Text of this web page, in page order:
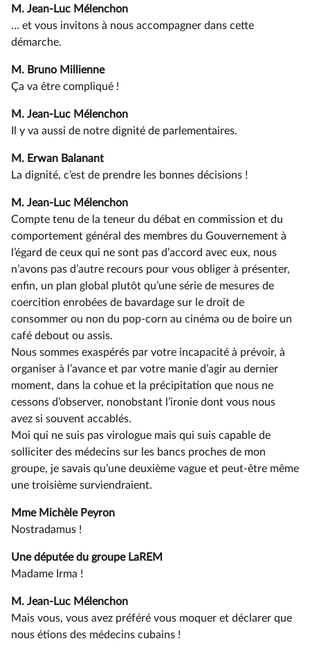
M. Jean-Luc Mélenchon
… et vous invitons à nous accompagner dans cette
démarche.
M. Bruno Millienne
Ça va être compliqué !
M. Jean-Luc Mélenchon
Il y va aussi de notre dignité de parlementaires.
M. Erwan Balanant
La dignité, c’est de prendre les bonnes décisions !
M. Jean-Luc Mélenchon
Compte tenu de la teneur du débat en commission et du
comportement général des membres du Gouvernement à
l’égard de ceux qui ne sont pas d’accord avec eux, nous
n’avons pas d’autre recours pour vous obliger à présenter,
enfin, un plan global plutôt qu’une série de mesures de
coercition enrobées de bavardage sur le droit de
consommer ou non du pop-corn au cinéma ou de boire un
café debout ou assis.
Nous sommes exaspérés par votre incapacité à prévoir, à
organiser à l’avance et par votre manie d’agir au dernier
moment, dans la cohue et la précipitation que nous ne
cessons d’observer, nonobstant l’ironie dont vous nous
avez si souvent accablés.
Moi qui ne suis pas virologue mais qui suis capable de
solliciter des médecins sur les bancs proches de mon
groupe, je savais qu’une deuxième vague et peut-être même
une troisième surviendraient.
Mme Michèle Peyron
Nostradamus !
Une députée du groupe LaREM
Madame Irma !
M. Jean-Luc Mélenchon
Mais vous, vous avez préféré vous moquer et déclarer que
nous étions des médecins cubains !